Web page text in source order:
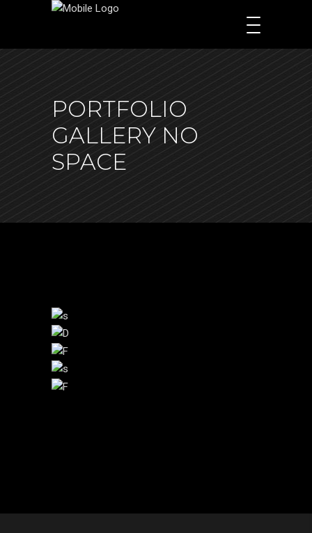
PORTFOLIO
GALLERY NO
SPACE